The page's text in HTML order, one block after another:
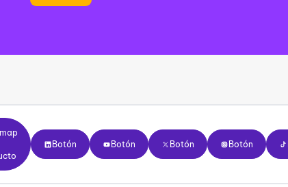
Producto
Botón
Botón
Botón
Botón
Botón
Botón
Botón
Botón Botón